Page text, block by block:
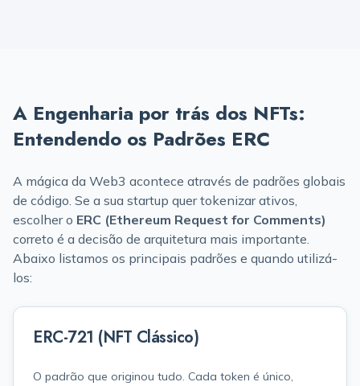
A Engenharia por trás dos NFTs:
Entendendo os Padrões ERC
A mágica da Web3 acontece através de padrões globais
de código. Se a sua startup quer tokenizar ativos,
escolher o ERC (Ethereum Request for Comments)
correto é a decisão de arquitetura mais importante.
Abaixo listamos os principais padrões e quando utilizá-
los:
ERC-721 (NFT Clássico)
O padrão que originou tudo. Cada token é único,